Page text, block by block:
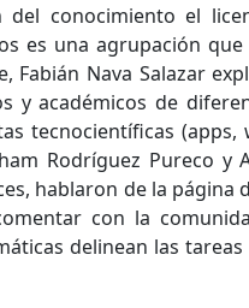
conocimiento el
es una agrupación
Fabián Nava Salazar
y académicos de
tecnocientíficas
Rodríguez Pureco y
hablaron de la
con la
delinean las